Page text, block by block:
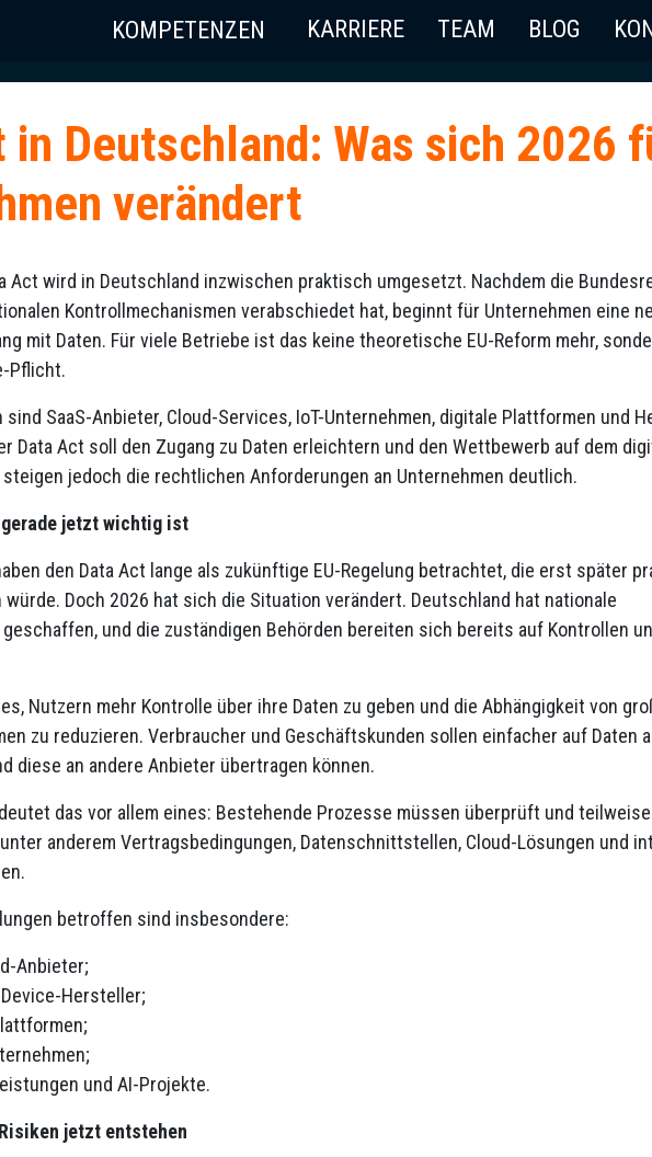
KOMPETENZEN KARRIERE TEAM BLOG
in Deutschland: Was sich 2026
verändert
Act wird in Deutschland inzwischen praktisch umgesetzt. Nachdem die
Kontrollmechanismen verabschiedet hat, beginnt für Unternehmen eine
mit Daten. Für viele Betriebe ist das keine theoretische EU-Reform mehr,
Pflicht.
SaaS-Anbieter, Cloud-Services, IoT-Unternehmen, digitale Plattformen und
Data Act soll den Zugang zu Daten erleichtern und den Wettbewerb auf dem
jedoch die rechtlichen Anforderungen an Unternehmen deutlich.
gerade jetzt wichtig ist
den Data Act lange als zukünftige EU-Regelung betrachtet, die erst später
Doch 2026 hat sich die Situation verändert. Deutschland hat nationale
und die zuständigen Behörden bereiten sich bereits auf Kontrollen
Nutzern mehr Kontrolle über ihre Daten zu geben und die Abhängigkeit von
zu reduzieren. Verbraucher und Geschäftskunden sollen einfacher auf Daten
diese an andere Anbieter übertragen können.
das vor allem eines: Bestehende Prozesse müssen überprüft und
anderem Vertragsbedingungen, Datenschnittstellen, Cloud-Lösungen und
betroffen sind insbesondere:
Anbieter;
Hersteller;
und AI-Projekte.
jetzt entstehen